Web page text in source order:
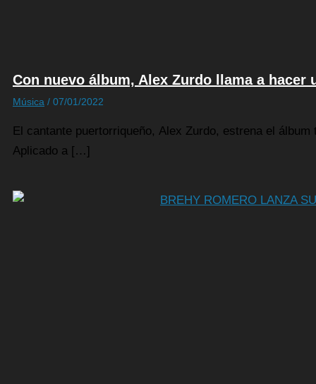
Con nuevo álbum, Alex Zurdo llama a hacer
Música / 07/01/2022
El cantante puertorriqueño, Alex Zurdo, estrena el
Aplicado a […]